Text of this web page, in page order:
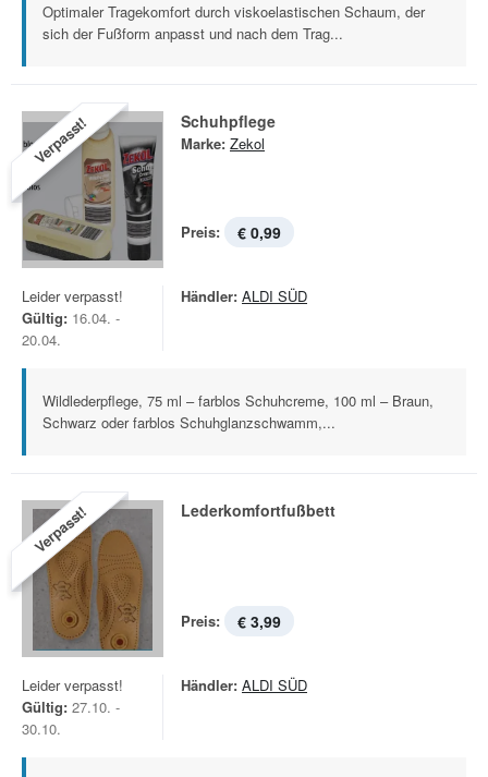
Optimaler Tragekomfort durch viskoelastischen Schaum, der
sich der Fußform anpasst und nach dem Trag...
Verpasst! Schuhpflege
Marke: Zekol
Preis: € 0,99
Leider verpasst!
Gültig: 16.04. -
20.04.
Händler: ALDI SÜD
Wildlederpflege, 75 ml – farblos Schuhcreme, 100 ml – Braun,
Schwarz oder farblos Schuhglanzschwamm,...
Verpasst! Lederkomfortfußbett
Preis: € 3,99
Leider verpasst!
Gültig: 27.10. -
30.10.
Händler: ALDI SÜD